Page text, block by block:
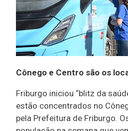
Cônego e Centro são os
Friburgo iniciou “blitz da
estão concentrados no
pela Prefeitura de Friburgo.